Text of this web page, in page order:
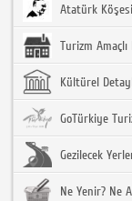
Atatürk Köşesi
Turizm
Kültürel
GoTürkiye
Gezilecek
Ne Yenir? Ne